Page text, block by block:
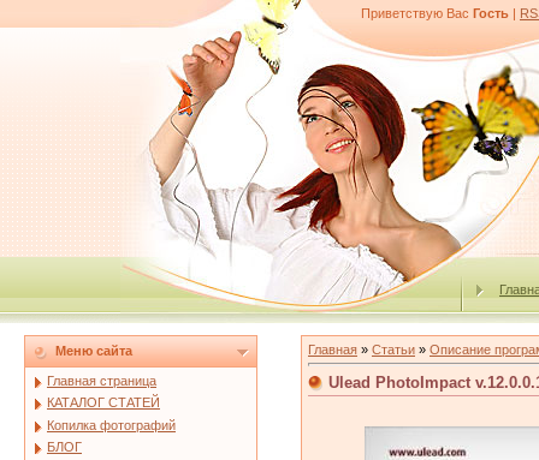
Приветствую Вас Гость |
Меню сайта
Главная страница
КАТАЛОГ СТАТЕЙ
Копилка фотографий
БЛОГ
Главная » Статьи » Описание
Ulead PhotoImpact